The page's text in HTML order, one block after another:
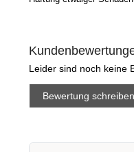
Leider sind noch keine
Bewertung schreiben